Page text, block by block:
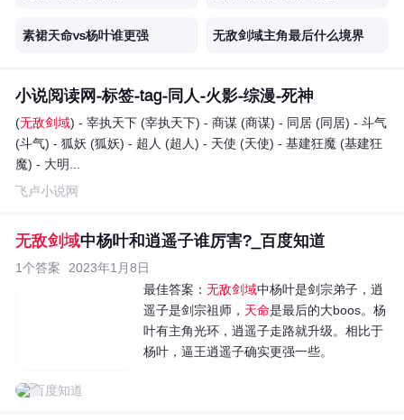
素裙天命vs杨叶谁更强 无敌剑域主角最后什么境界
小说阅读网-标签-tag-同人-火影-综漫-死神
(无敌剑域) - 宰执天下 (宰执天下) - 商谋 (商谋) - 同居 (同居) - 斗气
(斗气) - 狐妖 (狐妖) - 超人 (超人) - 天使 (天使) - 基建狂魔 (基建狂
魔) - 大明...
飞卢小说网
无敌剑域中杨叶和逍遥子谁厉害?_百度知道
1个答案
2023年1月8日
最佳答案： 无敌剑域中杨叶是剑宗弟子，逍
遥子是剑宗祖师， 天命是最后的大boos。杨
叶有主角光环，逍遥子走路就升级。相比于
杨叶，逼王逍遥子确实更强一些。
百度知道